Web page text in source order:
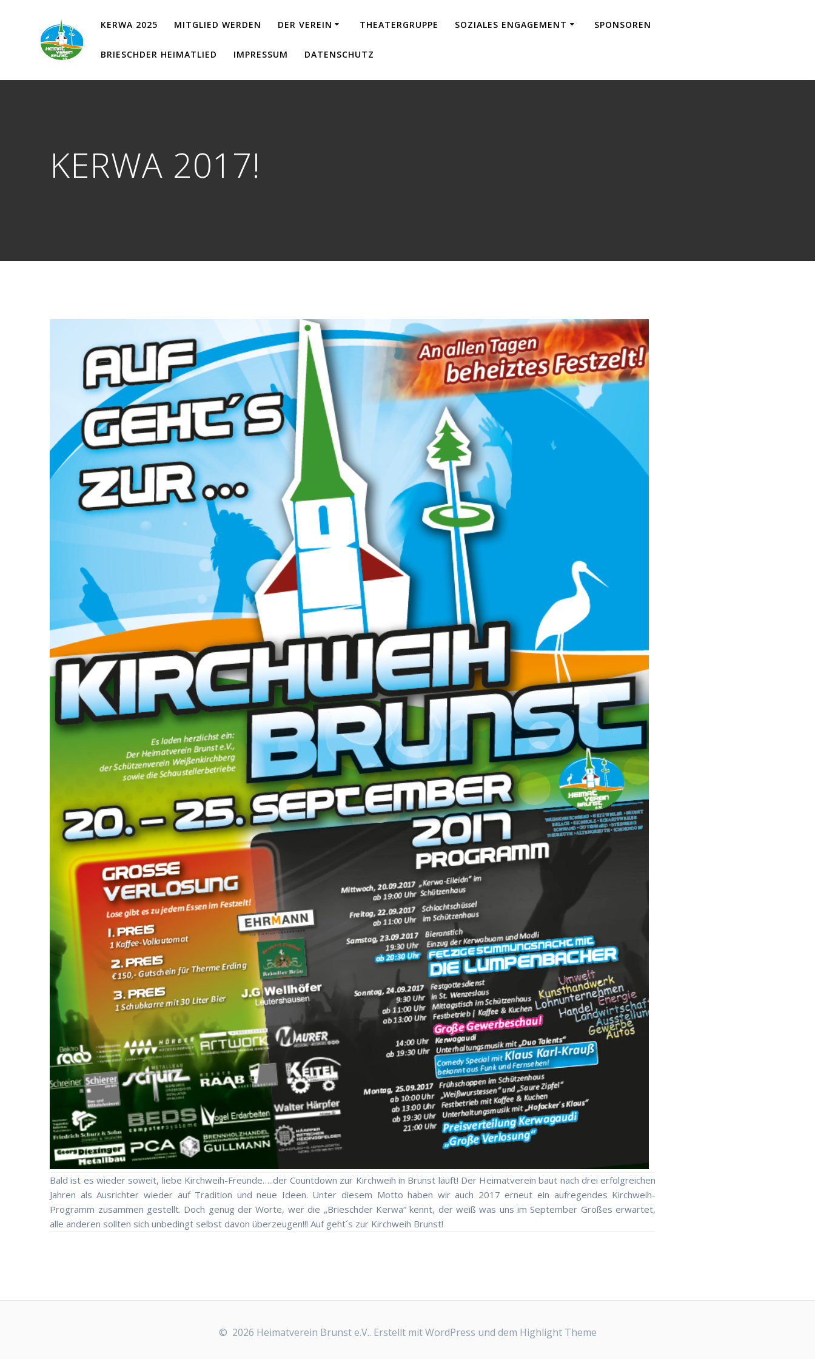
KERWA 2025 MITGLIED WERDEN DER VEREIN THEATERGRUPPE SOZIALES ENGAGEMENT SPONSOREN
BRIESCHDER HEIMATLIED IMPRESSUM DATENSCHUTZ
KERWA 2017!
Bald ist es wieder soweit, liebe Kirchweih-Freunde…..der Countdown zur Kirchweih in Brunst läuft! Der Heimatverein baut nach drei erfolgreichen
Jahren als Ausrichter wieder auf Tradition und neue Ideen. Unter diesem Motto haben wir auch 2017 erneut ein aufregendes Kirchweih-
Programm zusammen gestellt. Doch genug der Worte, wer die „Brieschder Kerwa“ kennt, der weiß was uns im September Großes erwartet,
alle anderen sollten sich unbedingt selbst davon überzeugen!!! Auf geht´s zur Kirchweih Brunst!
© 2026 Heimatverein Brunst e.V.. Erstellt mit WordPress und dem Highlight Theme